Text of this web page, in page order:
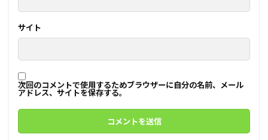
サイト
次回のコメントで使用するためブラウザーに自分の名前、メール
アドレス、サイトを保存する。